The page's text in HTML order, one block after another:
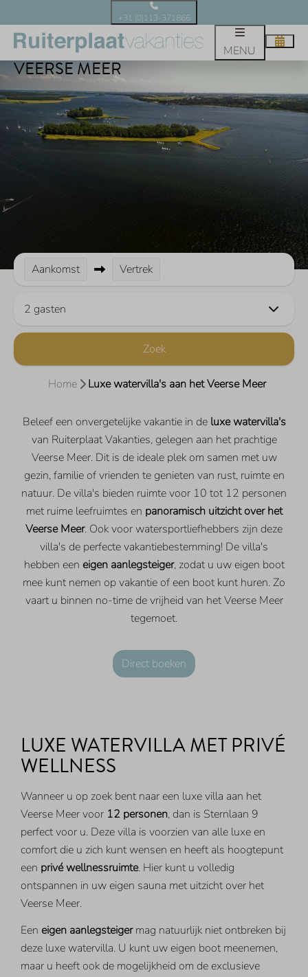
+31 (0)113-371866
MENU
LUXE WATERVILLA'S AAN HET
VEERSE MEER
Aankomst Vertrek
2 gasten
Zoek
Home Luxe watervilla's aan het Veerse Meer
Beleef een onvergetelijke vakantie in de luxe watervilla's
van Ruiterplaat Vakanties, gelegen aan het prachtige
Veerse Meer. Dit is de ideale plek om samen met uw
gezin, familie of vrienden te genieten van rust, ruimte en
natuur. De villa's bieden ruimte voor 10 tot 12 personen
met ruime leefruimtes en panoramisch uitzicht over het
Veerse Meer. Ook voor watersportliefhebbers zijn deze
villa's de perfecte vakantiebestemming! De villa's
hebben een eigen aanlegsteiger, zodat u uw eigen boot
mee kunt nemen op vakantie of een boot kunt huren. Zo
vaart u binnen no-time de vrijheid van het Veerse Meer
tegemoet.
Direct boeken
LUXE WATERVILLA MET PRIVÉ
WELLNESS
Wanneer u op zoek bent naar een luxe villa aan het
Veerse Meer voor 12 personen, dan is Sternlaan 9
perfect voor u. Deze villa is voorzien van alle luxe en
comfort die u zich kunt wensen en heeft als hoogtepunt
een privé wellnessruimte. Hier kunt u volledig
ontspannen in uw eigen sauna met uitzicht over het
Veerse Meer.
Een eigen aanlegsteigermag natuurlijk niet ontbreken bij
deze luxe watervilla. U kunt uw eigen boot meenemen,
maar u heeft ook de mogelijkheid om de exclusieve